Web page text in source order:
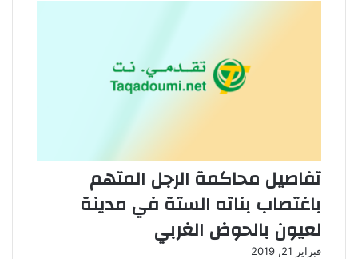
تفاصيل محاكمة الرجل المتهم
باغتصاب بناته الستة في مدينة
لعيون بالحوض الغربي
فبراير 21, 2019